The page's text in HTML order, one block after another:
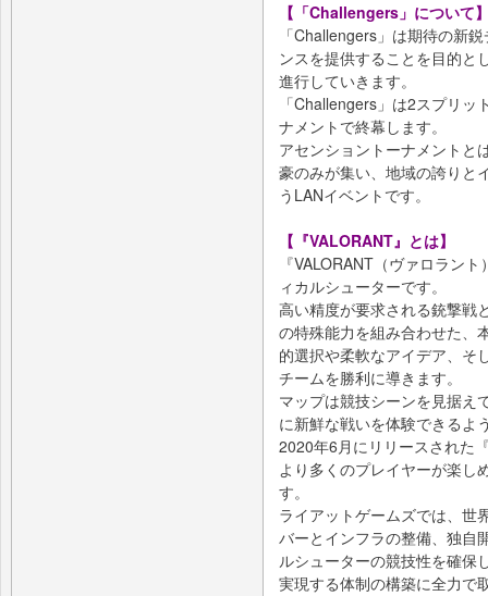
【「Challengers」について
「Challengers」は期待の新
ンスを提供することを目的と
進行していきます。
「Challengers」は2スプリ
ナメントで終幕します。
アセンショントーナメントと
豪のみが集い、地域の誇りと
うLANイベントです。
【『VALORANT』とは】
『VALORANT（ヴァロラン
ィカルシューターです。
高い精度が要求される銃撃戦
の特殊能力を組み合わせた、
的選択や柔軟なアイデア、そ
チームを勝利に導きます。
マップは競技シーンを見据え
に新鮮な戦いを体験できるよ
2020年6月にリリースされた
より多くのプレイヤーが楽し
す。
ライアットゲームズでは、世
バーとインフラの整備、独自
ルシューターの競技性を確保
実現する体制の構築に全力で